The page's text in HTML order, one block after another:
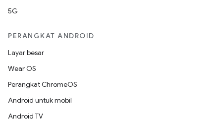
5G
PERANGKAT ANDROID
Layar besar
Wear OS
Perangkat ChromeOS
Android untuk mobil
Android TV